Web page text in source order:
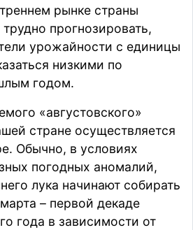
рынке страны
прогнозировать,
урожайности с единицы
низкими по
годом.
«августовского»
стране осуществляется
Обычно, в условиях
погодных аномалий,
лука начинают собирать
– первой декаде
года в зависимости от